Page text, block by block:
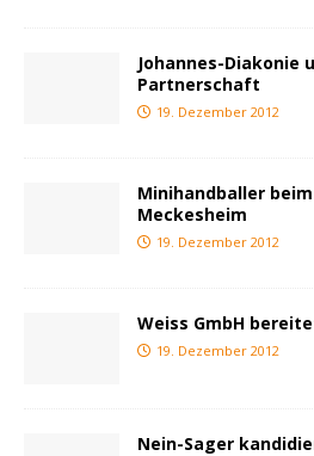
Johannes-Diakonie
Partnerschaft
19. Dezember 2012
Minihandballer
Meckesheim
19. Dezember 2012
Weiss GmbH
19. Dezember 2012
Nein-Sager